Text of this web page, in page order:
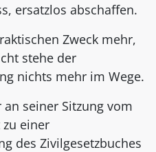
ersatzlos abschaffen.
Zweck mehr,
stehe der
nichts mehr im Wege.
seiner Sitzung vom
zu einer
des Zivilgesetzbuches